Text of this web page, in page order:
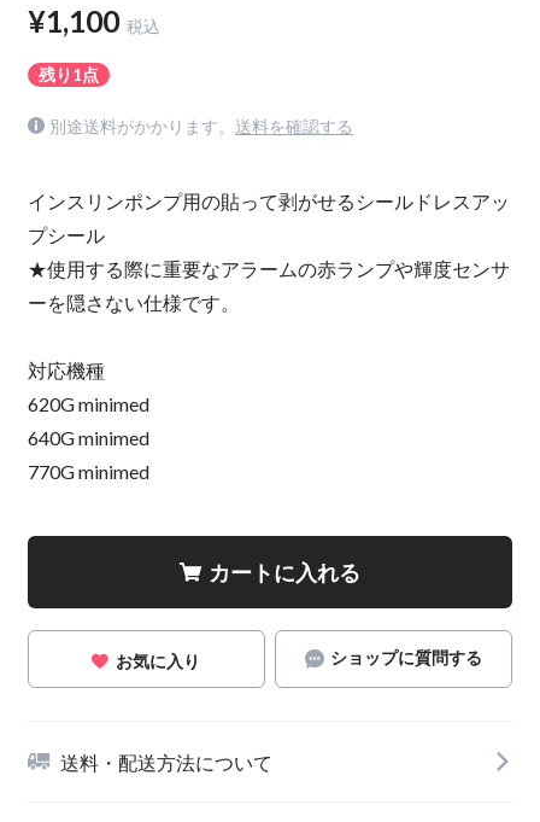
¥1,100 税込
残り1点
別途送料がかかります。 送料を確認する
インスリンポンプ用の貼って剥がせるシールドレスアッ
プシール
★使用する際に重要なアラームの赤ランプや輝度センサ
ーを隠さない仕様です。
対応機種
620G minimed
640G minimed
770G minimed
カートに入れる
お気に入り ショップに質問する
送料・配送方法について